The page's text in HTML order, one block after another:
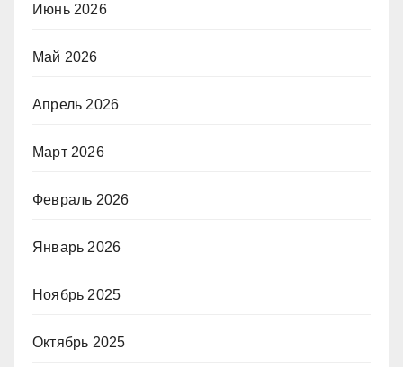
Июнь 2026
Май 2026
Апрель 2026
Март 2026
Февраль 2026
Январь 2026
Ноябрь 2025
Октябрь 2025